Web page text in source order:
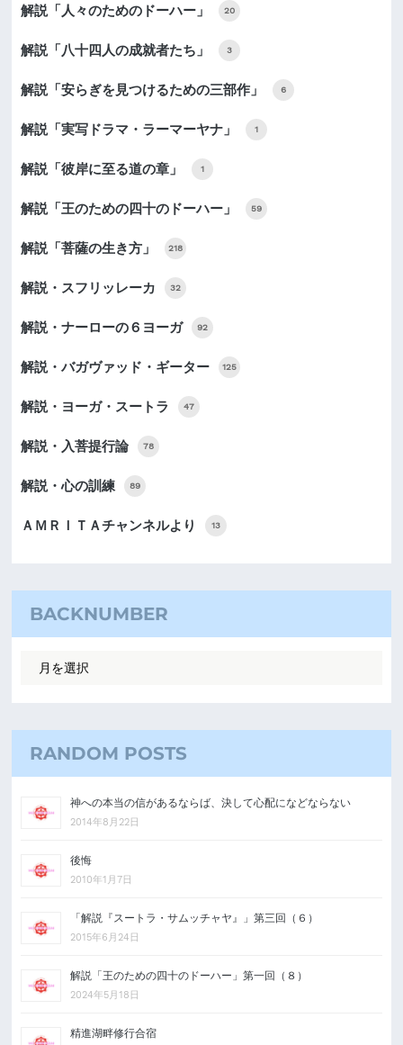
解説「人々のためのドーハー」 20
解説「八十四人の成就者たち」 3
解説「安らぎを見つけるための三部作」 6
解説「実写ドラマ・ラーマーヤナ」 1
解説「彼岸に至る道の章」 1
解説「王のための四十のドーハー」 59
解説「菩薩の生き方」 218
解説・スフリッレーカ 32
解説・ナーローの６ヨーガ 92
解説・バガヴァッド・ギーター 125
解説・ヨーガ・スートラ 47
解説・入菩提行論 78
解説・心の訓練 89
ＡＭＲＩＴＡチャンネルより 13
BACKNUMBER
RANDOM POSTS
神への本当の信があるならば、決して心配になどならない
2014年8月22日
後悔
2010年1月7日
「解説『スートラ・サムッチャヤ』」第三回（６）
2015年6月24日
解説「王のための四十のドーハー」第一回（８）
2024年5月18日
精進湖畔修行合宿